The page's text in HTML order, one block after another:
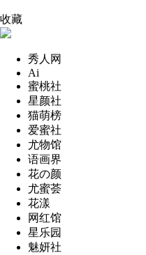
收藏
秀人网
Ai
蜜桃社
星颜社
猫萌榜
爱蜜社
尤物馆
语画界
花の颜
尤蜜荟
花漾
网红馆
星乐园
魅妍社